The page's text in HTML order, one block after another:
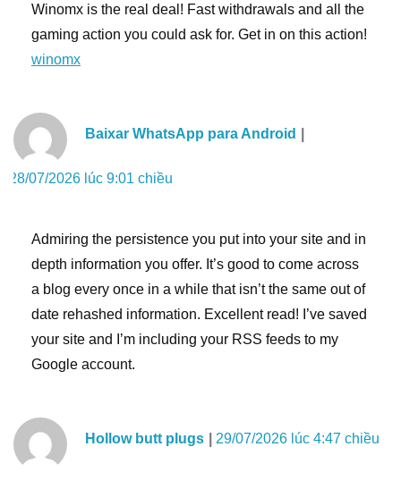
Winomx is the real deal! Fast withdrawals and all the
gaming action you could ask for. Get in on this action!
winomx
Baixar WhatsApp para Android
28/07/2026 lúc 9:01 chiều
Admiring the persistence you put into your site and in
depth information you offer. It’s good to come across
a blog every once in a while that isn’t the same out of
date rehashed information. Excellent read! I’ve saved
your site and I’m including your RSS feeds to my
Google account.
Hollow butt plugs 29/07/2026 lúc 4:47 chiều